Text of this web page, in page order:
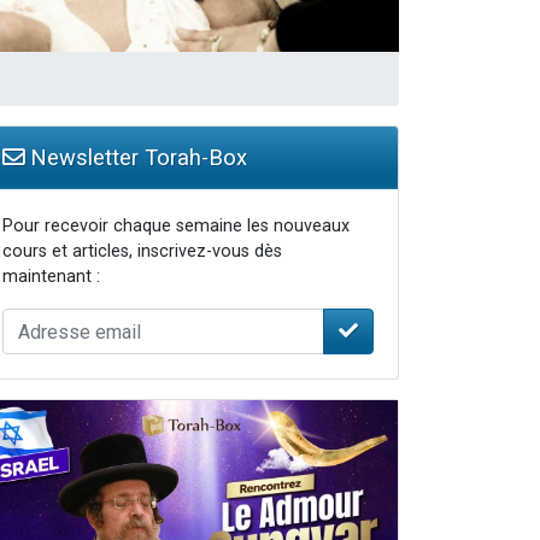
Newsletter Torah-Box
Pour recevoir chaque semaine les nouveaux
cours et articles, inscrivez-vous dès
maintenant :